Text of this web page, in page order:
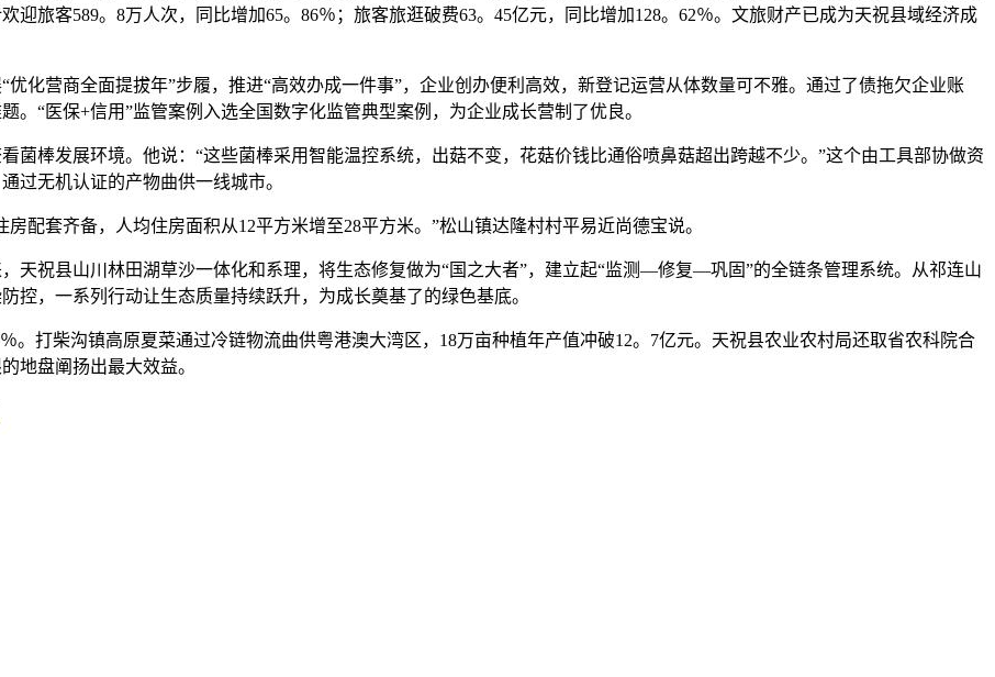
迎旅客589。8万人次，同比增加65。86％；旅客旅逛破费63。45亿元，同比增加128。62％。文旅财产已成为天祝县域经济成
营商全面提拔年”步履，推进“高效办成一件事”，企业创办便利高效，新登记运营从体数量可不雅。通过了债拖欠企业账
“医保+信用”监管案例入选全国数字化监管典型案例，为企业成长营制了优良。
棒发展环境。他说：“这些菌棒采用智能温控系统，出菇不变，花菇价钱比通俗喷鼻菇超出跨越不少。”这个由工具部协做资
过无机认证的产物曲供一线城市。
套齐备，人均住房面积从12平方米增至28平方米。”松山镇达隆村村平易近尚德宝说。
祝县山川林田湖草沙一体化和系理，将生态修复做为“国之大者”，建立起“监测—修复—巩固”的全链条管理系统。从祁连山
控，一系列行动让生态质量持续跃升，为成长奠基了的绿色基底。
打柴沟镇高原夏菜通过冷链物流曲供粤港澳大湾区，18万亩种植年产值冲破12。7亿元。天祝县农业农村局还取省农科院合
地盘阐扬出最大效益。